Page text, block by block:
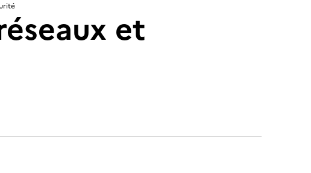
et